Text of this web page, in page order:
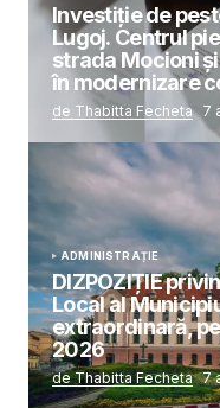
Investiție de
Lugoj. Centrul
strada Mocioni
în modernizare
de Thabitta Fecheta 7
ADMINISTRAȚIE
DIZPOZIȚIE
Local al
extraordinară,
2026
de Thabitta Fecheta 7